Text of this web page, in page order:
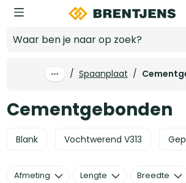
Ga naar hoofdinhoud
/ Spaanplaat /
Cementgebonden
Blank Vochtwerend V313
Afmeting Lengte Breedte